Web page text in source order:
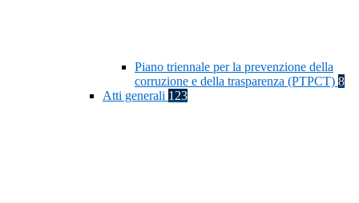
Piano triennale per la prevenzione della
corruzione e della trasparenza (PTPCT) 8
Atti generali 123